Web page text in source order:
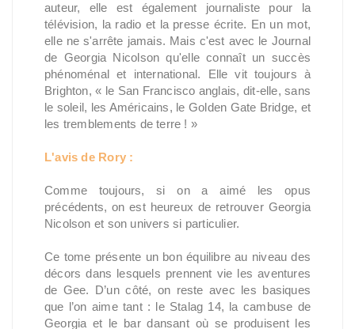
auteur, elle est également journaliste pour la
télévision, la radio et la presse écrite. En un mot,
elle ne s'arrête jamais. Mais c'est avec le Journal
de Georgia Nicolson qu'elle connaît un succès
phénoménal et international. Elle vit toujours à
Brighton, « le San Francisco anglais, dit-elle, sans
le soleil, les Américains, le Golden Gate Bridge, et
les tremblements de terre ! »
L'avis de Rory :
Comme toujours, si on a aimé les opus
précédents, on est heureux de retrouver Georgia
Nicolson et son univers si particulier.
Ce tome présente un bon équilibre au niveau des
décors dans lesquels prennent vie les aventures
de Gee. D’un côté, on reste avec les basiques
que l’on aime tant : le Stalag 14, la cambuse de
Georgia et le bar dansant où se produisent les